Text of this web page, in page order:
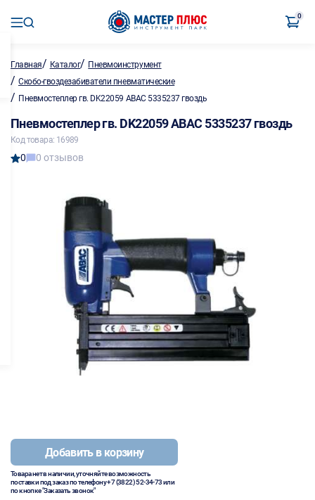
0
Главная/ Каталог/ Пневмоинструмент
/ Скобо-гвоздезабиватели пневматические
/ Пневмостеплер гв. DK22059 ABAC 5335237 гвоздь
Пневмостеплер гв. DK22059 ABAC 5335237 гвоздь
Код товара: 16989
0 0 отзывов
Добавить в корзину
Товара нет в наличии, уточняйте возможность
поставки под заказ по телефону+7 (3822) 52-34-73или
по кнопке "Заказать звонок"